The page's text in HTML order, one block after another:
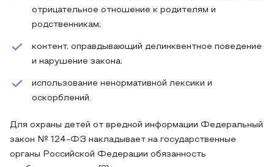
отрицательное отношение к родителям и
родственникам;
контент, оправдывающий делинквентное поведение
и нарушение закона;
использование ненормативной лексики и
оскорблений.
Для охраны детей от вредной информации Федеральный
закон № 124-ФЗ накладывает на государственные
органы Российской Федерации обязанность